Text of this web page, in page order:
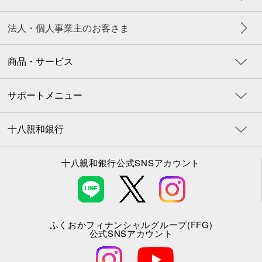
状況により3週間程度かかる場合もございますの
で予めご了承ください。
④当行普通預金口座をお持ちでない場合、ご契約
時までにマイページより口座開設のお手続きを
窓口でお申込みいただく場合
①審査結果については最短翌営業日でご自宅宛書
面または電話にてご通知いたしますが、審査の
状況により3週間程度かかる場合もございますの
で予めご了承ください。
②応諾の場合、窓口でのご契約手続きが必要とな
ります。所定の期日までに審査結果通知書・必
要書類・ご印鑑等をご持参の上、ご指定のお取
③当行普通預金口座をお持ちでない場合、ご契約
時までに窓口にて口座開設のお手続きをお願い
法人・個人事業主のお客さま
商品・サービス
サポートメニュー
十八親和銀行
十八親和銀行公式SNSアカウント
ふくおかフィナンシャルグループ(FFG)
公式SNSアカウント